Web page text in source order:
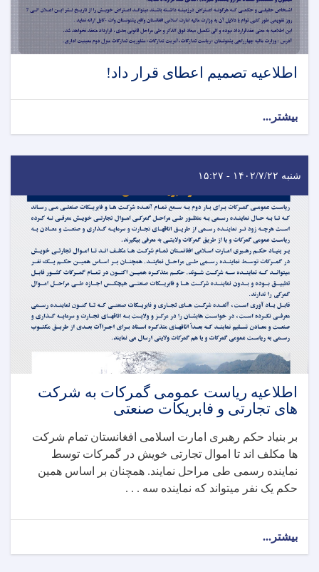
اطلاعیه تصمیم اعطای قرار داد!
بیشتر...
شنبه ۱۴۰۲/۷/۲۲ - ۱۵:۲۷
اطلاعیه ریاست عمومی گمرکات به شرکت
های تجارتی و فابریکات صنعتی
بر بنیاد حکم رهبری امارت اسلامی افغانستان تمام شرکت
ها مکلف اند تا اموال تجارتی خویش در گمرکات توسط
نماینده رسمی طی مراحل نمایند. همچنان بر اساس همین
حکم یک نفر میتواند که نماینده سه . . .
بیشتر...